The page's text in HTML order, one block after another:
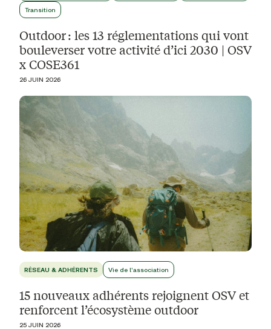
Transition
Outdoor : les 13 réglementations qui vont
bouleverser votre activité d’ici 2030 | OSV
x COSE361
26 JUIN 2026
RÉSEAU & ADHÉRENTS Vie de l'association
15 nouveaux adhérents rejoignent OSV et
renforcent l’écosystème outdoor
25 JUIN 2026